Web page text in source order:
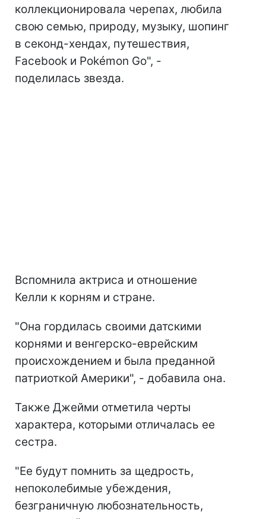
коллекционировала черепах, любила
свою семью, природу, музыку, шопинг
в секонд-хендах, путешествия,
Facebook и Pokémon Go", -
поделилась звезда.
Вспомнила актриса и отношение
Келли к корням и стране.
"Она гордилась своими датскими
корнями и венгерско-еврейским
происхождением и была преданной
патриоткой Америки", - добавила она.
Также Джейми отметила черты
характера, которыми отличалась ее
сестра.
"Ее будут помнить за щедрость,
непоколебимые убеждения,
безграничную любознательность,